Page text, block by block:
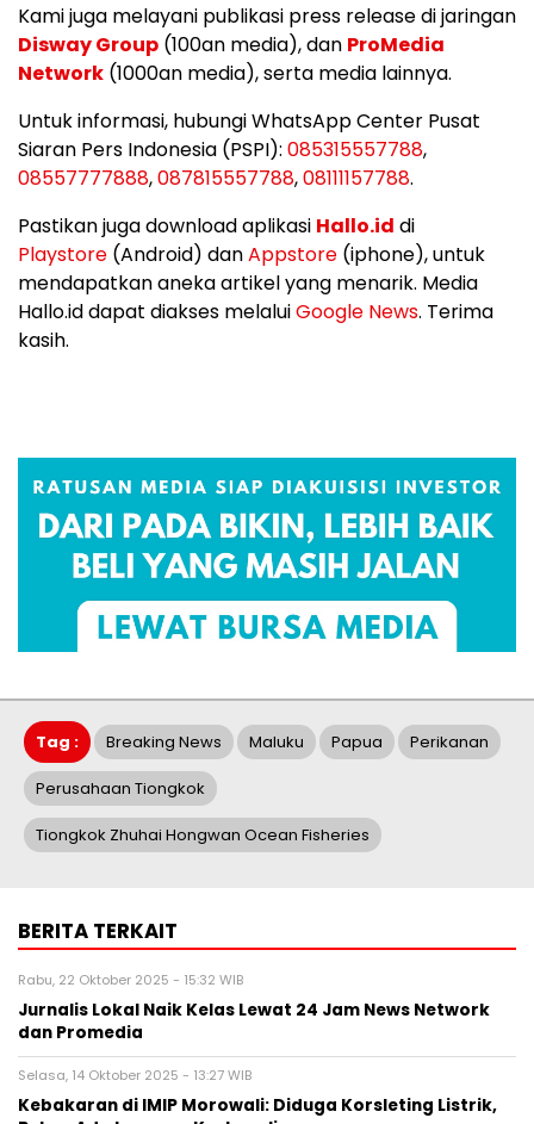
Kami juga melayani publikasi press release di jaringan
Disway Group (100an media), dan ProMedia
Network (1000an media), serta media lainnya.
Untuk informasi, hubungi WhatsApp Center Pusat
Siaran Pers Indonesia (PSPI): 085315557788,
08557777888,087815557788,08111157788.
Pastikan juga download aplikasi Hallo.id di
Playstore (Android) danAppstore (iphone), untuk
mendapatkan aneka artikel yang menarik. Media
Hallo.id dapat diakses melaluiGoogle News. Terima
kasih.
Tag : Breaking News Maluku Papua Perikanan
Perusahaan Tiongkok
Tiongkok Zhuhai Hongwan Ocean Fisheries
BERITA TERKAIT
Rabu, 22 Oktober 2025 - 15:32 WIB
Jurnalis Lokal Naik Kelas Lewat 24 Jam News Network
dan Promedia
Selasa, 14 Oktober 2025 - 13:27 WIB
Kebakaran di IMIP Morowali: Diduga Korsleting Listrik,